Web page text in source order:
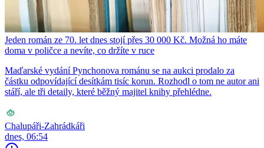
Jeden román ze 70. let dnes stojí přes 30 000 Kč. Možná ho máte
doma v poličce a nevíte, co držíte v ruce
Maďarské vydání Pynchonova románu se na aukci prodalo za
částku odpovídající desítkám tisíc korun. Rozhodl o tom ne autor ani
stáří, ale tři detaily, které běžný majitel knihy přehlédne.
Chalupáři-Zahrádkáři
dnes, 06:54